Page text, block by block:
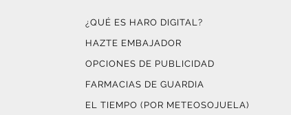
¿QUÉ ES HARO DIGITAL?
HAZTE EMBAJADOR
OPCIONES DE PUBLICIDAD
FARMACIAS DE GUARDIA
EL TIEMPO (POR METEOSOJUELA)